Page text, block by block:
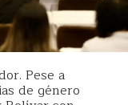
Pese a
de género